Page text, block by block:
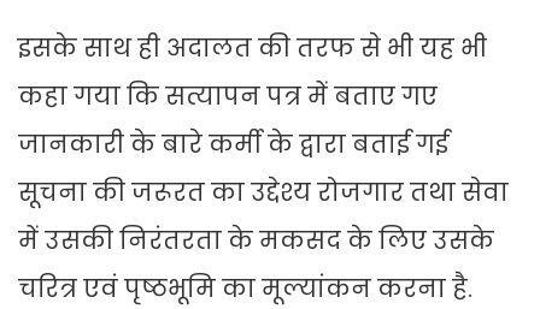
इसके साथ ही अदालत की तरफ से भी यह भी
कहा गया कि सत्यापन पत्र में बताए गए
जानकारी के बारे कर्मी के द्वारा बताई गई
सूचना की जरूरत का उद्देश्य रोजगार तथा सेवा
में उसकी निरंतरता के मकसद के लिए उसके
चरित्र एवं पृष्ठभूमि का मूल्यांकन करना है.